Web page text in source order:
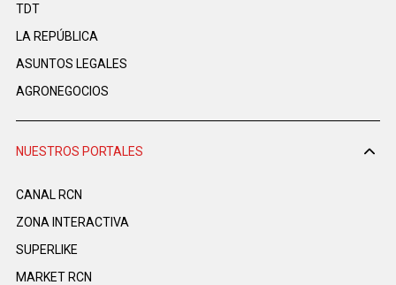
TDT
LA REPÚBLICA
ASUNTOS LEGALES
AGRONEGOCIOS
NUESTROS PORTALES
CANAL RCN
ZONA INTERACTIVA
SUPERLIKE
MARKET RCN